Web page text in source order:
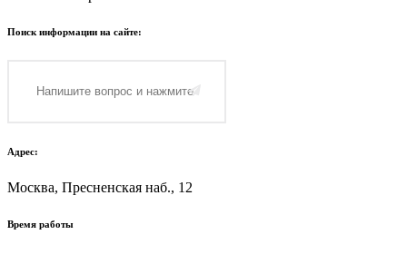
Поиск информации на сайте:
Адрес:
Москва, Пресненская наб., 12
Время работы